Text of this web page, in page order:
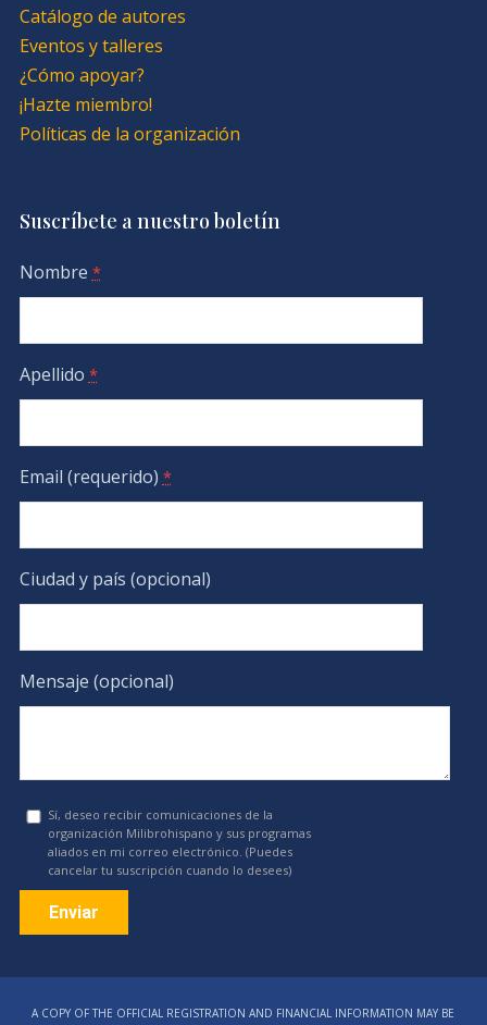
Catálogo de autores
Eventos y talleres
¿Cómo apoyar?
¡Hazte miembro!
Políticas de la organización
Suscríbete a nuestro boletín
Nombre *
Apellido *
Email (requerido) *
Ciudad y país (opcional)
Mensaje (opcional)
Sí, deseo recibir comunicaciones de la
organización Milibrohispano y sus programas
aliados en mi correo electrónico. (Puedes
cancelar tu suscripción cuando lo desees)
Use.
A COPY OF THE OFFICIAL REGISTRATION AND FINANCIAL INFORMATION MAY BE